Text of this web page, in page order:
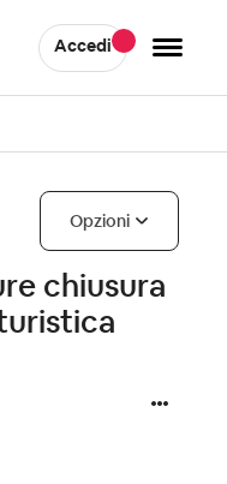
Accedi
Opzioni
chiusura